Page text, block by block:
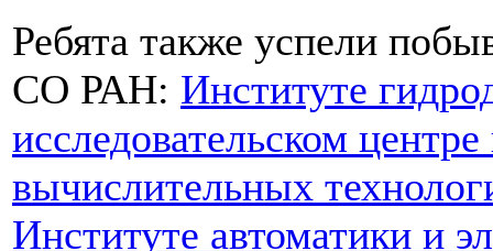
Ребята также успели
СО РАН: Институте
исследовательском
вычислительных
Институте автоматики и